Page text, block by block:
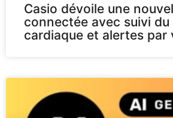
Casio dévoile une
connectée avec suivi
cardiaque et alertes par